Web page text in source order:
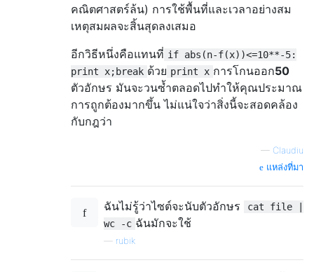
คณิตศาสตร์ล้น) การใช้พื้นที่และเวลาอย่างสม
เหตุสมผลจะสิ้นสุดลงเสมอ
อีกวิธีหนึ่งคือแทนที่ if abs(n-f(x))<=10**-5:
print x;break ด้วย print x การโกนออก50
ตัวอักษร มันจะวนซ้ำตลอดไปทำให้คุณประมาณ
การถูกต้องมากขึ้น ไม่แน่ใจว่าสิ่งนี้จะสอดคล้อง
กับกฎว่า
— Claudiu
แหล่งที่มา
ฉันไม่รู้ว่าไซต์จะนับตัวอักษร
cat file |
wc -c ฉันมักจะใช้
rubik